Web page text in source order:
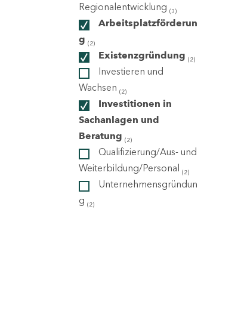
Regionalentwicklung (3)
Arbeitsplatzförderun
g (2)
Existenzgründung (2)
Investieren und
Wachsen (2)
Investitionen in
Sachanlagen und
Beratung (2)
Qualifizierung/Aus- und
Weiterbildung/Personal (2)
Unternehmensgründun
g (2)